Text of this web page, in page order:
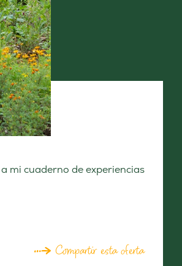
mi cuaderno de experiencias
Compartir esta oferta